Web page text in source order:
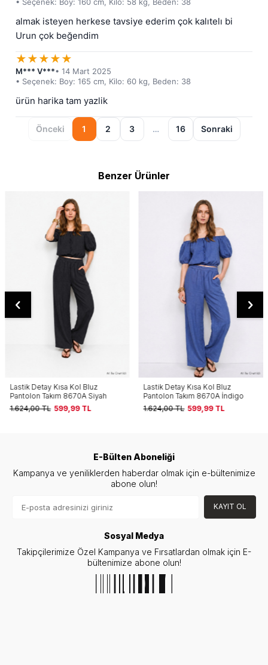
almak isteyen herkese tavsiye ederim çok kalıtelı bi
Urun çok beğendim
★★★★★
M*** V***• 14 Mart 2025
• Seçenek: Boy: 165 cm, Kilo: 60 kg, Beden: 38
ürün harika tam yazlik
Önceki 1 2 3 … 16 Sonraki
Benzer Ürünler
Lastik Detay Kısa Kol Bluz
Pantolon Takım 8670A Siyah
1.624,00TL 599,99TL
Lastik Detay Kısa Kol Bluz
Pantolon Takım 8670A İndigo
1.624,00TL 599,99TL
E-Bülten Aboneliği
Kampanya ve yeniliklerden haberdar olmak için e-bültenimize
abone olun!
KAYIT OL
Sosyal Medya
Takipçilerimize Özel Kampanya ve Fırsatlardan olmak için E-
bültenimize abone olun!